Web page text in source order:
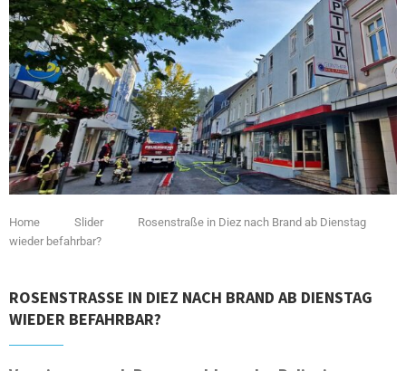
Home Slider
Rosenstraße in Diez nach Brand ab Dienstag
wieder befahrbar?
ROSENSTRASSE IN DIEZ NACH BRAND AB DIENSTAG W
IEDER BEFAHRBAR?